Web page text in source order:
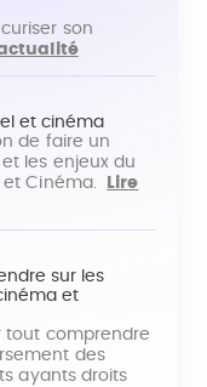
son
et cinéma
de faire un
les enjeux du
et Cinéma.
Lire
sur les
et
tout comprendre
des
ayants droits